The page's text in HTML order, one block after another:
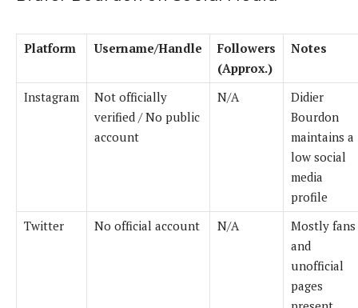
Platform Username/Handle
Followers
(Approx.)
Notes
Instagram
Not officially
verified / No public
account
N/A
Didier
Bourdon
maintains a
low social
media
profile
Twitter
No official account N/A
Mostly fans
and
unofficial
pages